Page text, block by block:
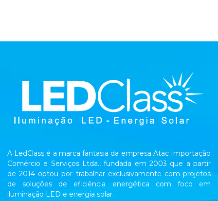
A LedClass é a marca fantasia da empresa Atac Importação
Comércio e Serviços Ltda., fundada em 2003 que a partir
de 2014 optou por trabalhar exclusivamente com projetos
de soluções de eficiência energética com foco em
iluminação LED e energia solar.